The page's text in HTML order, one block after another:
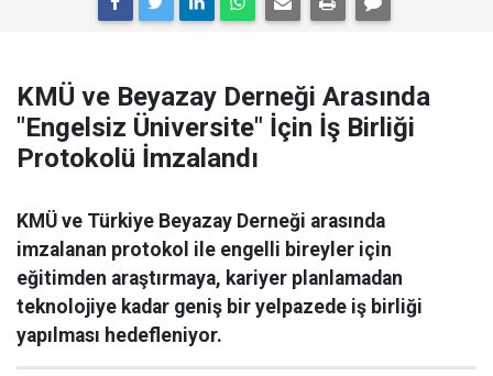
KMÜ ve Beyazay Derneği Arasında
"Engelsiz Üniversite" İçin İş Birliği
Protokolü İmzalandı
KMÜ ve Türkiye Beyazay Derneği arasında
imzalanan protokol ile engelli bireyler için
eğitimden araştırmaya, kariyer planlamadan
teknolojiye kadar geniş bir yelpazede iş birliği
yapılması hedefleniyor.